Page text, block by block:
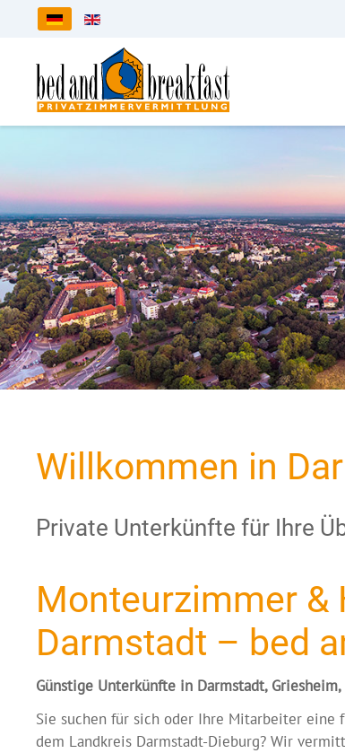
Sprache auswählen
Willkommen in
Private Unterkünfte für Ihre
Monteurzimmer &
Darmstadt – bed
Günstige Unterkünfte in Darmstadt,
Sie suchen für sich oder Ihre Mitarbeiter eine
dem Landkreis Darmstadt-Dieburg? Wir